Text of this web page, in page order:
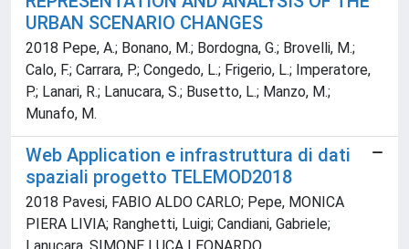
URBAN SCENARIO CHANGES
2018 Pepe, A.; Bonano, M.; Bordogna, G.; Brovelli, M.;
Calo, F.; Carrara, P.; Congedo, L.; Frigerio, L.; Imperatore,
P.; Lanari, R.; Lanucara, S.; Busetto, L.; Manzo, M.;
Munafo, M.
Web Application e infrastruttura di dati
spaziali progetto TELEMOD2018
2018 Pavesi, FABIO ALDO CARLO; Pepe, MONICA
PIERA LIVIA; Ranghetti, Luigi; Candiani, Gabriele;